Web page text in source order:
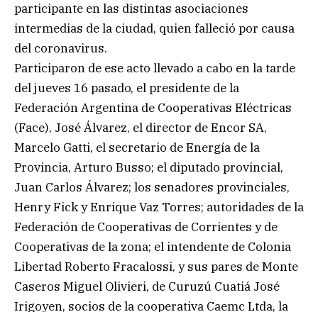
participante en las distintas asociaciones
intermedias de la ciudad, quien falleció por causa
del coronavirus.
Participaron de ese acto llevado a cabo en la tarde
del jueves 16 pasado, el presidente de la
Federación Argentina de Cooperativas Eléctricas
(Face), José Álvarez, el director de Encor SA,
Marcelo Gatti, el secretario de Energía de la
Provincia, Arturo Busso; el diputado provincial,
Juan Carlos Álvarez; los senadores provinciales,
Henry Fick y Enrique Vaz Torres; autoridades de la
Federación de Cooperativas de Corrientes y de
Cooperativas de la zona; el intendente de Colonia
Libertad Roberto Fracalossi, y sus pares de Monte
Caseros Miguel Olivieri, de Curuzú Cuatiá José
Irigoyen, socios de la cooperativa Caemc Ltda, la